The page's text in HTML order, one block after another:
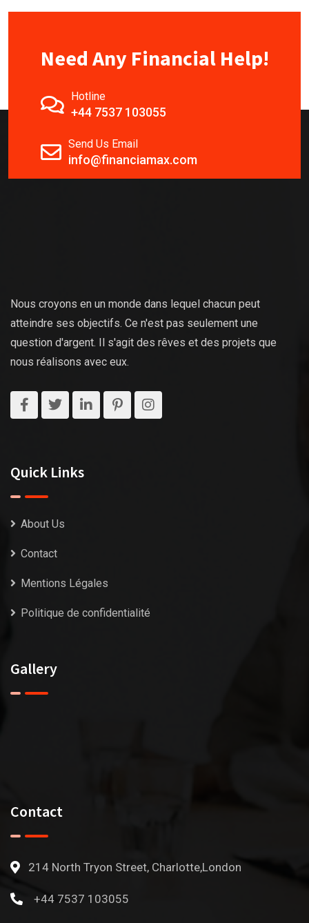
Need Any Financial Help!
Hotline
+44 7537 103055
Send Us Email
info@financiamax.com
Nous croyons en un monde dans lequel chacun peut
atteindre ses objectifs. Ce n'est pas seulement une
question d'argent. Il s'agit des rêves et des projets que
nous réalisons avec eux.
Quick Links
About Us
Contact
Mentions Légales
Politique de confidentialité
Gallery
Contact
214 North Tryon Street, Charlotte,London
+44 7537 103055